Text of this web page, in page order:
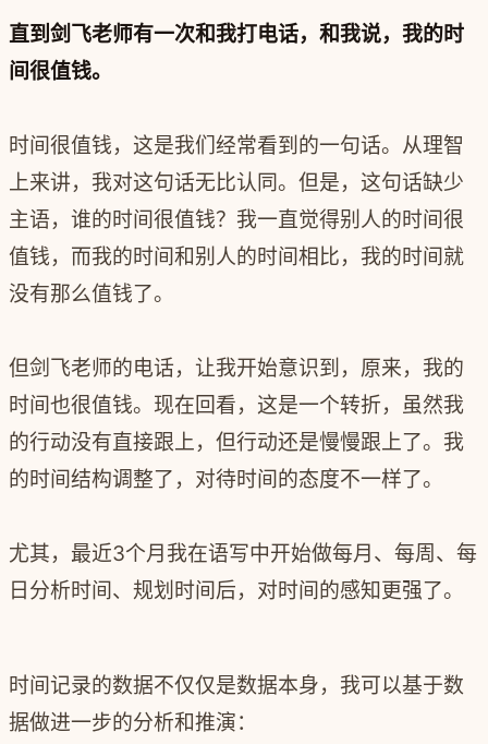
直到剑飞老师有一次和我打电话，和我说，我的时
间很值钱。
时间很值钱，这是我们经常看到的一句话。从理智
上来讲，我对这句话无比认同。但是，这句话缺少
主语，谁的时间很值钱？ 我一直觉得别人的时间很
值钱，而我的时间和别人的时间相比，我的时间就
没有那么值钱了。
但剑飞老师的电话，让我开始意识到，原来，我的
时间也很值钱。现在回看，这是一个转折，虽然我
的行动没有直接跟上，但行动还是慢慢跟上了。我
的时间结构调整了，对待时间的态度不一样了。
尤其，最近3个月我在语写中开始做每月、每周、每
日分析时间、规划时间后，对时间的感知更强了。
时间记录的数据不仅仅是数据本身，我可以基于数
据做进一步的分析和推演：